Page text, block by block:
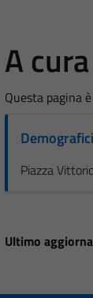
A
Questa pagina
Demografici
Piazza
Ultimo